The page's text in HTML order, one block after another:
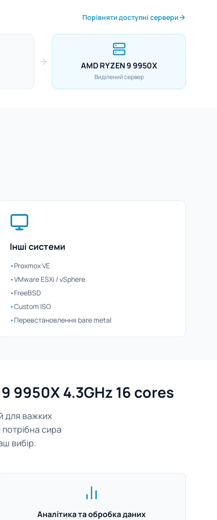
Порівняти доступні сервери
AMD RYZEN 9 9950X
Виділений сервер
Інші системи
•Proxmox VE
•VMware ESXi / vSphere
•FreeBSD
•Custom ISO
•Перевстановлення bare metal
9950X 4.3GHz 16 cores
для важких
сира
вибір.
Аналітика та обробка даних